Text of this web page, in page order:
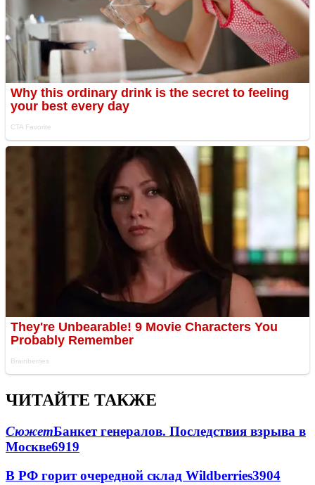
ЧИТАЙТЕ ТАКЖЕ
СюжетБанкет генералов. Последствия взрыва в
Москве6919
В РФ горит очередной склад Wildberries3904